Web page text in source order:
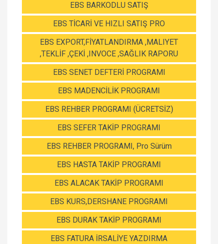
EBS BARKODLU SATIŞ
EBS TİCARİ VE HIZLI SATIŞ PRO
EBS EXPORT,FİYATLANDIRMA ,MALIYET
,TEKLİF ,ÇEKİ ,INVOCE ,SAĞLIK RAPORU
EBS SENET DEFTERİ PROGRAMI
EBS MADENCİLİK PROGRAMI
EBS REHBER PROGRAMI (ÜCRETSİZ)
EBS SEFER TAKİP PROGRAMI
EBS REHBER PROGRAMI, Pro Sürüm
EBS HASTA TAKİP PROGRAMI
EBS ALACAK TAKİP PROGRAMI
EBS KURS,DERSHANE PROGRAMI
EBS DURAK TAKİP PROGRAMI
EBS FATURA İRSALİYE YAZDIRMA